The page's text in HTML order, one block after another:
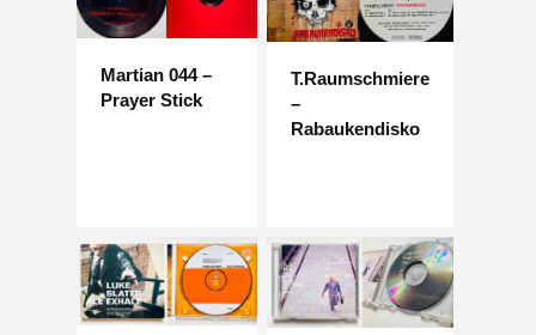
Martian 044 –
Prayer Stick
T.Raumschmiere
–
Rabaukendisko